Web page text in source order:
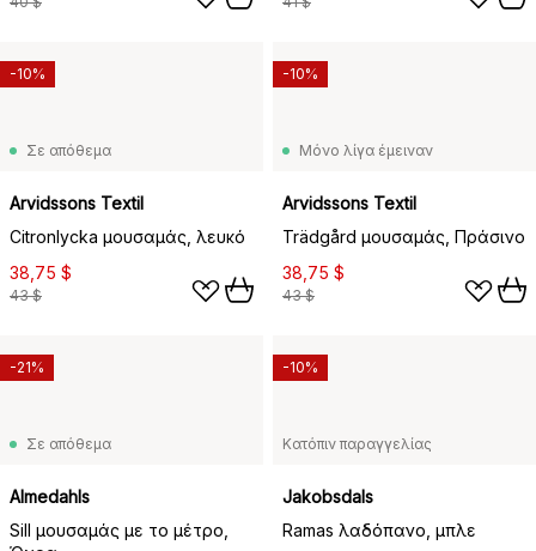
Σε απόθεμα
Arvidssons Textil
Citronlycka μουσαμάς, λευκό
38,75 $
43 $
-10%
Μόνο λίγα έμειναν
Arvidssons Textil
Trädgård μουσαμάς, Πράσινο
38,75 $
43 $
-10%
Σε απόθεμα
Almedahls
Sill μουσαμάς με το μέτρο,
-21%
Κατόπιν παραγγελίας
Jakobsdals
Ramas λαδόπανο, μπλε
-10%